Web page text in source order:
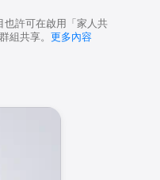
許可在啟用「家人共
組共享。 更多內容